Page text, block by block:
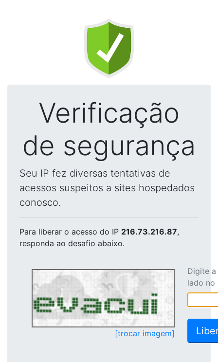
Verificação
de segurança
Seu IP fez diversas tentativas de
acessos suspeitos a sites hospedados
conosco.
Para liberar o acesso do IP 216.73.216.87,
responda ao desafio abaixo.
[trocar imagem]
Digite
lado no